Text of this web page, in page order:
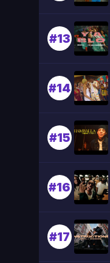
#13
#14
#15
#16
#17